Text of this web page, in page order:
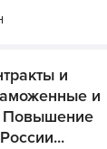
и
и
Повышение